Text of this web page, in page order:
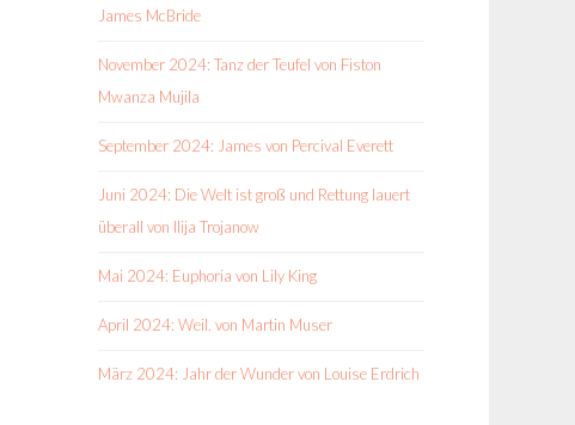
James McBride
November 2024: Tanz der Teufel von Fiston
Mwanza Mujila
September 2024: James von Percival Everett
Juni 2024: Die Welt ist groß und Rettung lauert
überall von Ilija Trojanow
Mai 2024: Euphoria von Lily King
April 2024: Weil. von Martin Muser
März 2024: Jahr der Wunder von Louise Erdrich